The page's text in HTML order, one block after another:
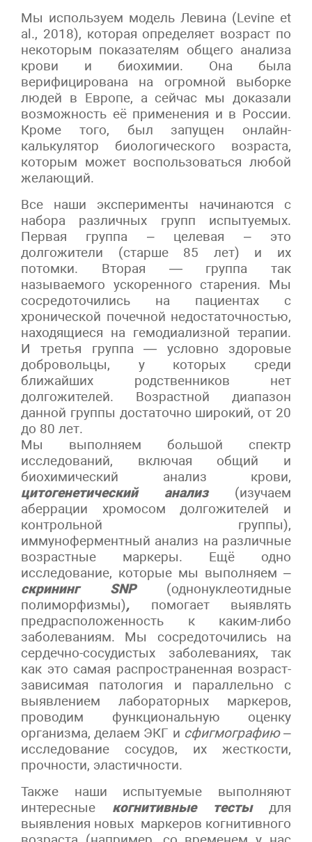
Мы используем модель Левина (Levine et
al., 2018), которая определяет возраст по
некоторым показателям общего анализа
крови и биохимии. Она была
верифицирована на огромной выборке
людей в Европе, а сейчас мы доказали
возможность её применения и в России.
Кроме того, был запущен онлайн-
калькулятор биологического возраста,
которым может воспользоваться любой
желающий.
Все наши эксперименты начинаются с
набора различных групп испытуемых.
Первая группа – целевая – это
долгожители (старше 85 лет) и их
потомки. Вторая — группа так
называемого ускоренного старения. Мы
сосредоточились на пациентах с
хронической почечной недостаточностью,
находящиеся на гемодиализной терапии.
И третья группа — условно здоровые
добровольцы, у которых среди
ближайших родственников нет
долгожителей. Возрастной диапазон
данной группы достаточно широкий, от 20
до 80 лет.
Мы выполняем большой спектр
исследований, включая общий и
биохимический анализ крови,
цитогенетический анализ(изучаем
аберрации хромосом долгожителей и
контрольной группы),
иммуноферментный анализ на различные
возрастные маркеры. Ещё одно
исследование, которые мы выполняем –
скрининг SNP (однонуклеотидные
полиморфизмы), помогает выявлять
предрасположенность к каким-либо
заболеваниям. Мы сосредоточились на
сердечно-сосудистых заболеваниях, так
как это самая распространенная возраст-
зависимая патология и параллельно с
выявлением лабораторных маркеров,
проводим функциональную оценку
организма, делаем ЭКГ и сфигмографию–
исследование сосудов, их жесткости,
прочности, эластичности.
Также наши испытуемые выполняют
интересные когнитивные тестыдля
выявления новых маркеров когнитивного